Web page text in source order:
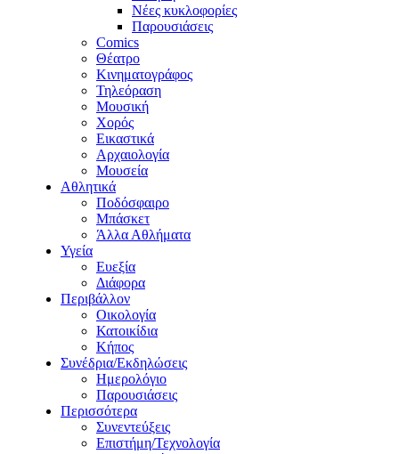
Νέες κυκλοφορίες
Παρουσιάσεις
Comics
Θέατρο
Κινηματογράφος
Τηλεόραση
Μουσική
Χορός
Εικαστικά
Αρχαιολογία
Μουσεία
Αθλητικά
Ποδόσφαιρο
Μπάσκετ
Άλλα Αθλήματα
Υγεία
Ευεξία
Διάφορα
Περιβάλλον
Οικολογία
Κατοικίδια
Κήπος
Συνέδρια/Εκδηλώσεις
Ημερολόγιο
Παρουσιάσεις
Περισσότερα
Συνεντεύξεις
Επιστήμη/Τεχνολογία